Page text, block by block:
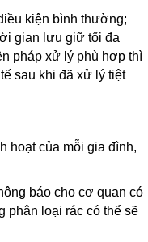
kiện bình thường;
gian lưu giữ tối đa
pháp xử lý phù hợp thì
sau khi đã xử lý tiệt
hoạt của mỗi gia đình,
báo cho cơ quan có
phân loại rác có thể sẽ